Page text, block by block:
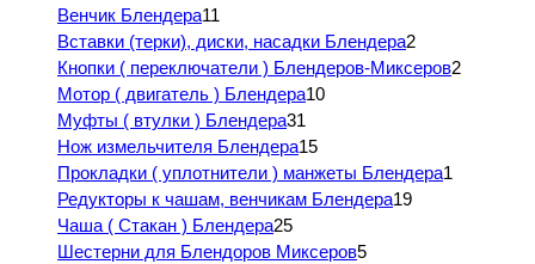
Венчик Блендера11
Вставки (терки), диски, насадки Блендера2
Кнопки ( переключатели ) Блендеров-Миксеров2
Мотор ( двигатель ) Блендера10
Муфты ( втулки ) Блендера31
Нож измельчителя Блендера15
Прокладки ( уплотнители ) манжеты Блендера1
Редукторы к чашам, венчикам Блендера19
Чаша ( Стакан ) Блендера25
Шестерни для Блендоров Миксеров5